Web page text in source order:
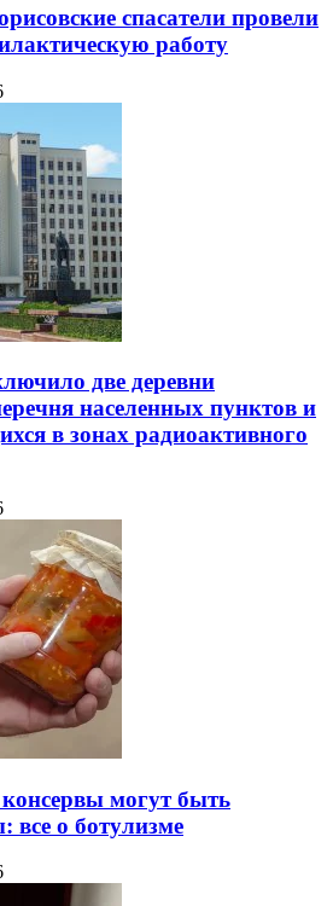
спасатели провели
работу
две деревни
населенных пунктов и
в зонах радиоактивного
могут быть
все о ботулизме